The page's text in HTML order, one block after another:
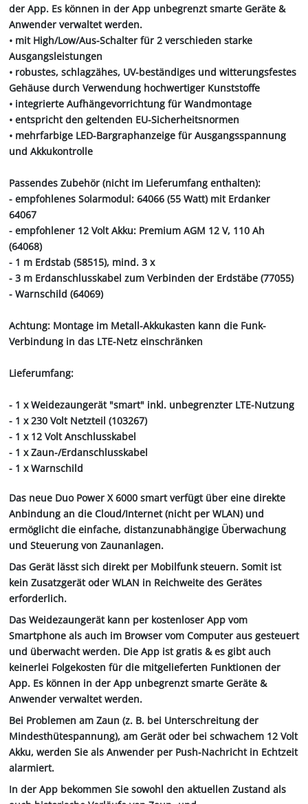
der App. Es können in der App unbegrenzt smarte Geräte &
Anwender verwaltet werden.
• mit High/Low/Aus-Schalter für 2 verschieden starke
Ausgangsleistungen
• robustes, schlagzähes, UV-beständiges und witterungsfestes
Gehäuse durch Verwendung hochwertiger Kunststoffe
• integrierte Aufhängevorrichtung für Wandmontage
• entspricht den geltenden EU-Sicherheitsnormen
• mehrfarbige LED-Bargraphanzeige für Ausgangsspannung
und Akkukontrolle
Passendes Zubehör (nicht im Lieferumfang enthalten):
- empfohlenes Solarmodul: 64066 (55 Watt) mit Erdanker
64067
- empfohlener 12 Volt Akku: Premium AGM 12 V, 110 Ah
(64068)
- 1 m Erdstab (58515), mind. 3 x
- 3 m Erdanschlusskabel zum Verbinden der Erdstäbe (77055)
- Warnschild (64069)
Achtung: Montage im Metall-Akkukasten kann die Funk-
Verbindung in das LTE-Netz einschränken
Lieferumfang:
- 1 x Weidezaungerät "smart" inkl. unbegrenzter LTE-Nutzung
- 1 x 230 Volt Netzteil (103267)
- 1 x 12 Volt Anschlusskabel
- 1 x Zaun-/Erdanschlusskabel
- 1 x Warnschild
Das neue Duo Power X 6000 smart verfügt über eine direkte
Anbindung an die Cloud/Internet (nicht per WLAN) und
ermöglicht die einfache, distanzunabhängige Überwachung
und Steuerung von Zaunanlagen.
Das Gerät lässt sich direkt per Mobilfunk steuern. Somit ist
kein Zusatzgerät oder WLAN in Reichweite des Gerätes
erforderlich.
Das Weidezaungerät kann per kostenloser App vom
Smartphone als auch im Browser vom Computer aus gesteuert
und überwacht werden. Die App ist gratis & es gibt auch
keinerlei Folgekosten für die mitgelieferten Funktionen der
App. Es können in der App unbegrenzt smarte Geräte &
Anwender verwaltet werden.
Bei Problemen am Zaun (z. B. bei Unterschreitung der
Mindesthütespannung), am Gerät oder bei schwachem 12 Volt
Akku, werden Sie als Anwender per Push-Nachricht in Echtzeit
alarmiert.
In der App bekommen Sie sowohl den aktuellen Zustand als